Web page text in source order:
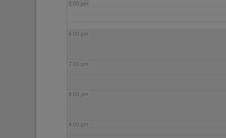
5:00 pm
6:00 pm
7:00 pm
8:00 pm
9:00 pm